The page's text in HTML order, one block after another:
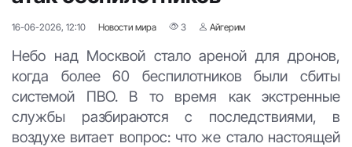
16-06-2026, 12:10 Новости мира 3 Айгерим
Небо над Москвой стало ареной для дронов,
когда более 60 беспилотников были сбиты
системой ПВО. В то время как экстренные
службы разбираются с последствиями, в
воздухе витает вопрос: что же стало настоящей